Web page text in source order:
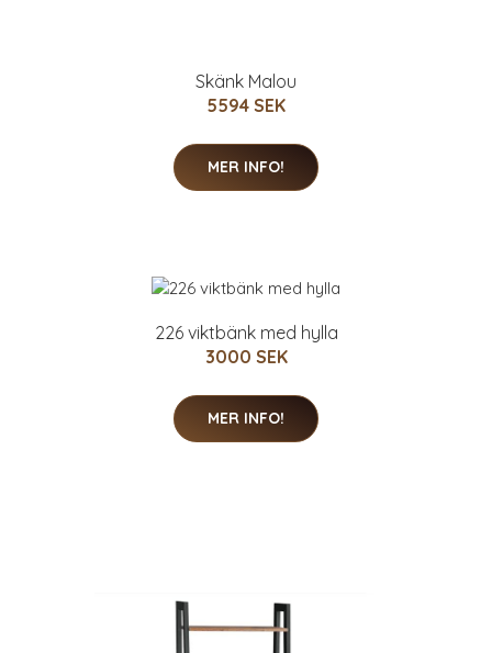
Skänk Malou
5594 SEK
MER INFO!
226 viktbänk med hylla
3000 SEK
MER INFO!